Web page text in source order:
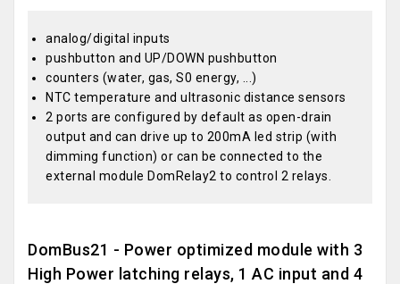
analog/digital inputs
pushbutton and UP/DOWN pushbutton
counters (water, gas, S0 energy, ...)
NTC temperature and ultrasonic distance sensors
2 ports are configured by default as open-drain
output and can drive up to 200mA led strip (with
dimming function) or can be connected to the
external module DomRelay2 to control 2 relays.
DomBus21 - Power optimized module with 3
High Power latching relays, 1 AC input and 4